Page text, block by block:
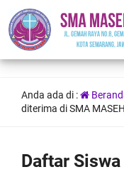
Anda ada di :
diterima di SMA
Daftar